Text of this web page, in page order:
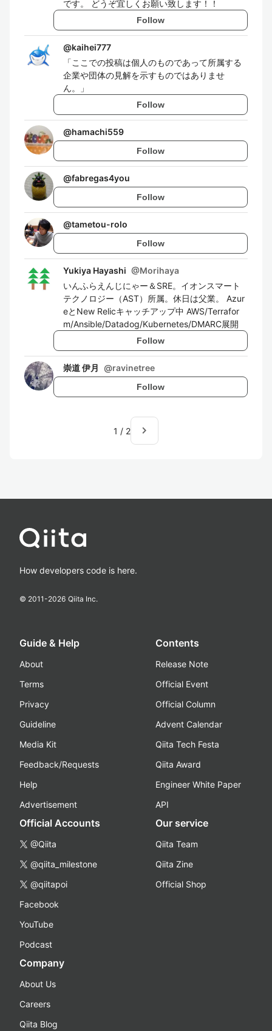
です。 どうぞ宜しくお願い致します！！
Follow
@kaihei777
「ここでの投稿は個人のものであって所属する
企業や団体の見解を示すものではありませ
ん。」
Follow
@hamachi559
Follow
@fabregas4you
Follow
@tametou-rolo
Follow
Yukiya Hayashi @Morihaya
いんふらえんじにゃー＆SRE。イオンスマート
テクノロジー（AST）所属。休日は父業。 Azur
eとNew Relicキャッチアップ中 AWS/Terrafor
m/Ansible/Datadog/Kubernetes/DMARC展開
Follow
崇道 伊月 @ravinetree
Follow
1 / 2 navigate_next
How developers code is here.
© 2011-2026 Qiita Inc.
Guide & Help
About
Terms
Privacy
Guideline
Media Kit
Feedback/Requests
Help
Advertisement
Contents
Release Note
Official Event
Official Column
Advent Calendar
Qiita Tech Festa
Qiita Award
Engineer White Paper
API
Official Accounts
@Qiita
@qiita_milestone
@qiitapoi
Facebook
YouTube
Podcast
Our service
Qiita Team
Qiita Zine
Official Shop
Company
About Us
Careers
Qiita Blog